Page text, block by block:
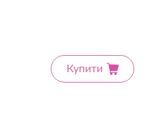
Купити